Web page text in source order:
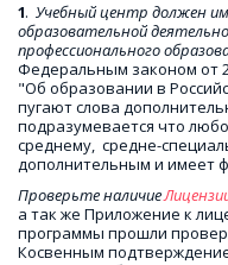
1. Учебный центр должен
образовательной
профессионального
Федеральным законом от
"Об образовании в
пугают слова
подразумевается что
среднему,  средне-
дополнительным и имеет
Проверьте наличие
а так же Приложение к
программы прошли
Косвенным